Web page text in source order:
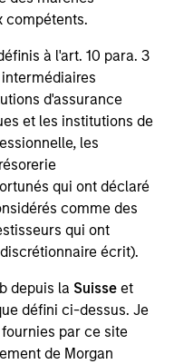
compétents.
à l'art. 10 para. 3
d'assurance
et les institutions de
les
qui ont déclaré
comme des
qui ont
écrit).
depuis la Suisse et
défini ci-dessus. Je
par ce site
de Morgan
biopsy device.